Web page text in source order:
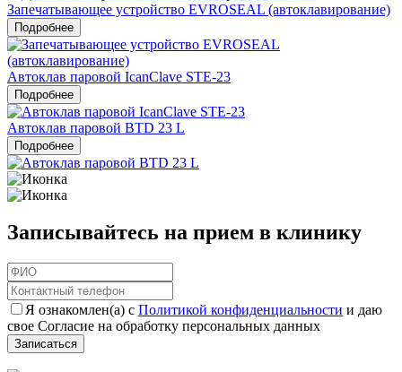
Запечатывающее устройство EVROSEAL (автоклавирование)
Подробнее
Автоклав паровой IcanClave STE-23
Подробнее
Автоклав паровой BTD 23 L
Подробнее
Записывайтесь на прием в клинику
Я ознакомлен(а) с Политикой конфиденциальности и даю
свое Согласие на обработку персональных данных
Записаться